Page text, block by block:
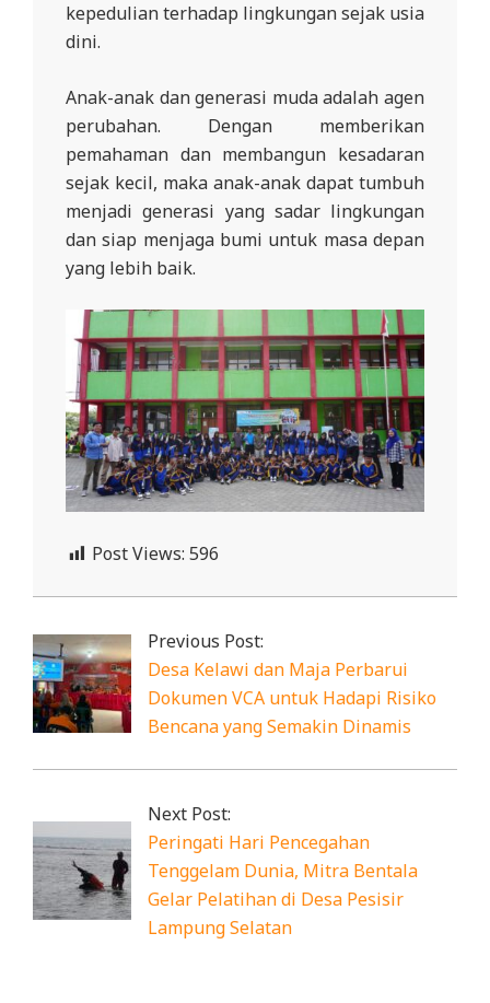
kepedulian terhadap lingkungan sejak usia
dini.
Anak-anak dan generasi muda adalah agen
perubahan. Dengan memberikan
pemahaman dan membangun kesadaran
sejak kecil, maka anak-anak dapat tumbuh
menjadi generasi yang sadar lingkungan
dan siap menjaga bumi untuk masa depan
yang lebih baik.
Post Views: 596
2025-
25
Previous Post:
Desa Kelawi dan Maja Perbarui
Dokumen VCA untuk Hadapi Risiko
Bencana yang Semakin Dinamis
Next Post:
Peringati Hari Pencegahan
Tenggelam Dunia, Mitra Bentala
Gelar Pelatihan di Desa Pesisir
Lampung Selatan